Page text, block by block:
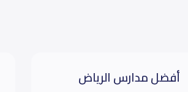
أفضل مدارس الرياض